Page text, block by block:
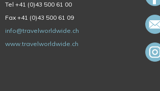
Tel +41 (0)43 500 61 00
Fax +41 (0)43 500 61 09
info@travelworldwide.ch
www.travelworldwide.ch